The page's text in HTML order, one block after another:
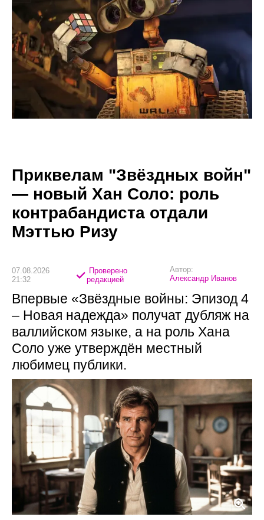
Приквелам "Звёздных войн"
— новый Хан Соло: роль
контрабандиста отдали
Мэттью Ризу
07.08.2026
21:32
Проверено
редакцией
Автор:
Александр Иванов
Впервые «Звёздные войны: Эпизод 4
– Новая надежда» получат дубляж на
валлийском языке, а на роль Хана
Соло уже утверждён местный
любимец публики.